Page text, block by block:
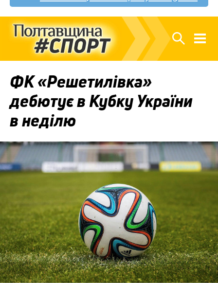
ФК «Решетилівка»
дебютує в Кубку України
в неділю